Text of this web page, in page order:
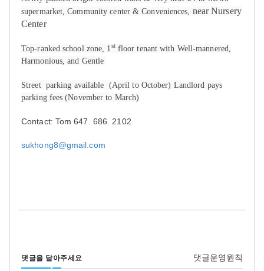
supermarket, Community center & Conveniences, near Nursery
Center
Top-ranked school zone, 1 stfloor tenant with Well-mannered,
Harmonious, and Gentle
Street parking available (April to October) Landlord pays
parking fees (November to March)
Contact: Tom 647. 686. 2102
sukhong8@gmail.com
댓글을 달아주세요 댓글운영원칙